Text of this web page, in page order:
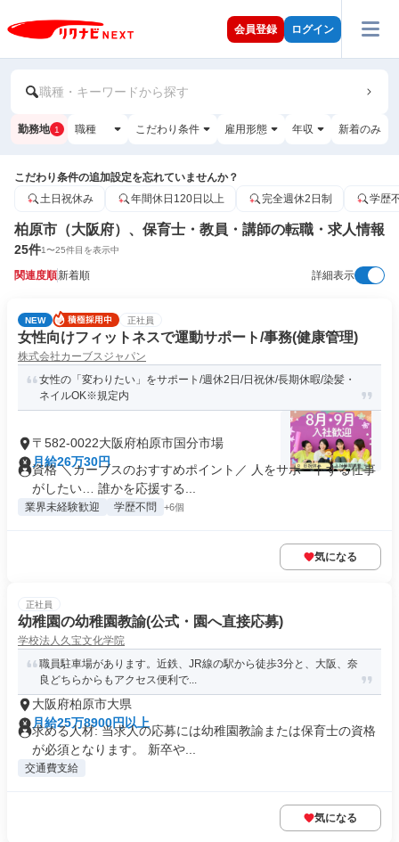
会員登録 ログイン
職種・キーワードから探す
勤務地 1 職種 こだわり条件 雇用形態 年収 新着のみ
こだわり条件の追加設定を忘れていませんか？
土日祝休み
年間休日120日以上 完全週休2日制 学歴
柏原市（大阪府）、保育士・教員・講師の転職・求人情報
25件1〜25件目を表示中
関連度順新着順 詳細表示
NEW 正社員
女性向けフィットネスで運動サポート/事務(健康管理)
株式会社カーブスジャパン
女性の「変わりたい」をサポート/週休2日/日祝休/長期休暇/染髪・
ネイルOK※規定内
〒582-0022大阪府柏原市国分市場
月給26万30円
資格 ＼カーブスのおすすめポイント／ 人をサポートする仕事
がしたい… 誰かを応援する...
業界未経験歓迎 学歴不問 +6個
気になる
正社員
幼稚園の幼稚園教諭(公式・園へ直接応募)
学校法人久宝文化学院
職員駐車場があります。近鉄、JR線の駅から徒歩3分と、大阪、奈
良どちらからもアクセス便利で...
大阪府柏原市大県
月給25万8900円以上
求める人材: 当求人の応募には幼稚園教諭または保育士の資格
が必須となります。 新卒や...
交通費支給
気になる